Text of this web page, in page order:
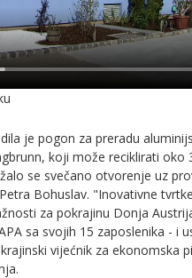
je pogon za preradu
koji može reciklirati oko
se svečano otvorenje uz
Bohuslav. "Inovativne
za pokrajinu Donja
sa svojih 15 zaposlenika - i
vijećnik za ekonomska